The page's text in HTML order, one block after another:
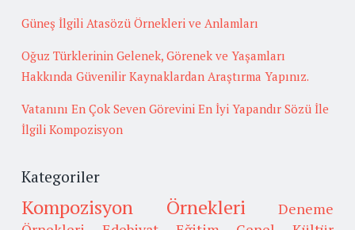
Güneş İlgili Atasözü Örnekleri ve Anlamları
Oğuz Türklerinin Gelenek, Görenek ve Yaşamları
Hakkında Güvenilir Kaynaklardan Araştırma Yapınız.
Vatanını En Çok Seven Görevini En İyi Yapandır Sözü İle
İlgili Kompozisyon
Kategoriler
Kompozisyon Örnekleri
Deneme